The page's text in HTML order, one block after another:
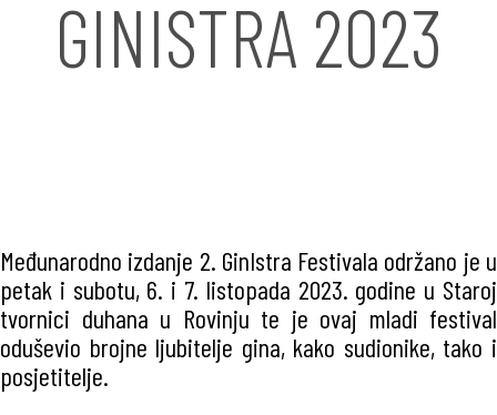
GINISTRA 2023
Međunarodno izdanje 2. GinIstra Festivala održano je u
petak i subotu, 6. i 7. listopada 2023. godine u Staroj
tvornici duhana u Rovinju te je ovaj mladi festival
oduševio brojne ljubitelje gina, kako sudionike, tako i
posjetitelje.